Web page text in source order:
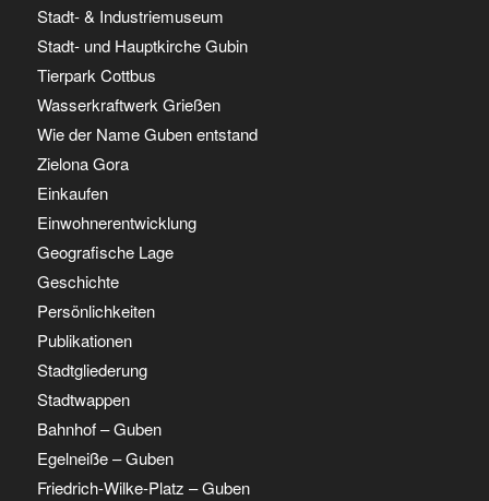
Stadt- & Industriemuseum
Stadt- und Hauptkirche Gubin
Tierpark Cottbus
Wasserkraftwerk Grießen
Wie der Name Guben entstand
Zielona Gora
Einkaufen
Einwohnerentwicklung
Geografische Lage
Geschichte
Persönlichkeiten
Publikationen
Stadtgliederung
Stadtwappen
Bahnhof – Guben
Egelneiße – Guben
Friedrich-Wilke-Platz – Guben